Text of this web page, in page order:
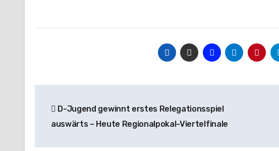
D-Jugend gewinnt erstes Relegationsspiel
auswärts – Heute Regionalpokal-Viertelfinale